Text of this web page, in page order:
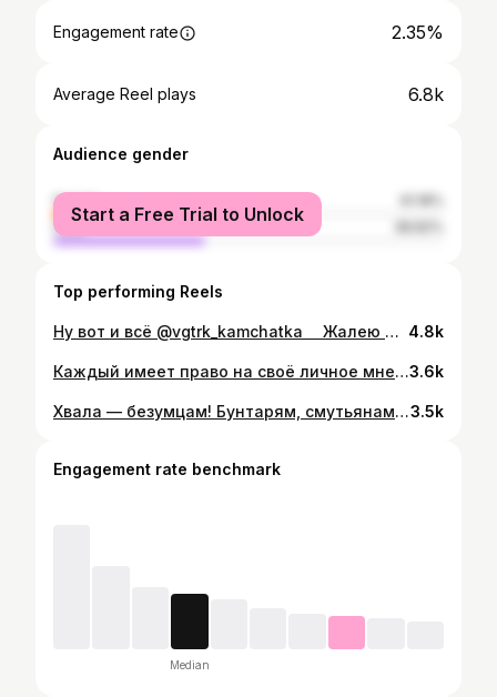
Engagement rate 2.35%
Average Reel plays 6.8k
Audience gender
female
male
Start a Free Trial to Unlock
Top performing Reels
Ну вот и всё @vgtrk_kamchatka ⠀ Жалею ли я? Нет. Ни о том, что была в этом коллективе. Ни о том, что не смогла остаться его частью. ⠀ Что там говорят, когда прощаются с дорогими людьми? Наверное: “спасибо”, “люблю” и “прости”. ⠀ Видео: @fatfoxlive @aksm41 ⠀ Монтировала сама, сорян за переходы) 4.8k
Каждый имеет право на своё личное мнение, не так ли? Я такой же #ГРАЖДАНИН Российской Федерации, как и все остальные. И я против поправок в Конституцию. ⠀ Мнение редакции ГТРК-Камчатка может не совпадать с моим. ⠀ #НетПоправкам #netpopravkam @m_khodorkovsky3.6k
Хвала — безумцам! Бунтарям, смутьянам, неудачникам; тем, кто всегда некстати и невпопад. Тем, кто видит мир иначе. Они не соблюдают правила. Смеются над устоями. Можно цитировать их, спорить с ними, прославлять или проклинать их. Но только игнорировать их невозможно. Ведь они несут перемены. Толкают человечество вперед. И пусть говорит кто-то: безумцы, мы говорим: гении. Ведь только безумец верит, что может изменить мир, — и потому меняет его. #СтивДжобс #thinkdifferent #юрийбудетдудьдудьбудетюрий #сашаможетвсечтоугодно Помимо совершенно очевидных вещей о том, что @yurydud Юрий Дудь- человек-харизма и чертовски талантливый сукин сын, со всей ответственностью заявляю, что он оказался Человеком Слова. #завидуйтемолча3.5k
Engagement rate benchmark
Median